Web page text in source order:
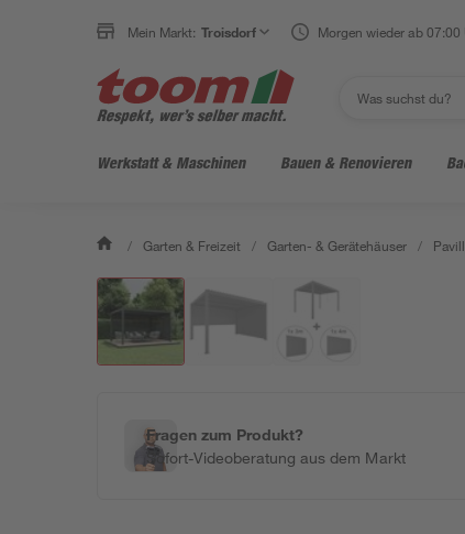
Mein Markt: Troisdorf Morgen wieder ab
Werkstatt & Maschinen Bauen & Renovieren
/ Garten & Freizeit / Garten- & Gerätehäuser /
Fragen zum Produkt?
Sofort-Videoberatung aus dem Markt